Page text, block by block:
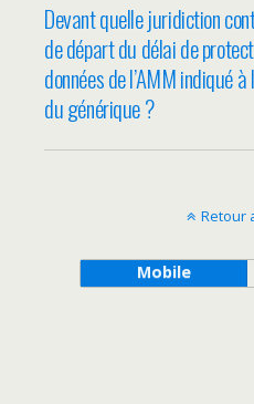
Devant quelle juridiction
de départ du délai de
données de l’AMM indiqué
du générique ?
Retour
Mobile